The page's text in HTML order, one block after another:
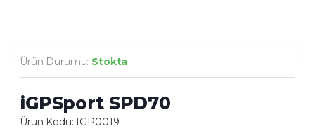
Ürün Durumu: Stokta
iGPSport SPD70
Ürün Kodu: IGP0019